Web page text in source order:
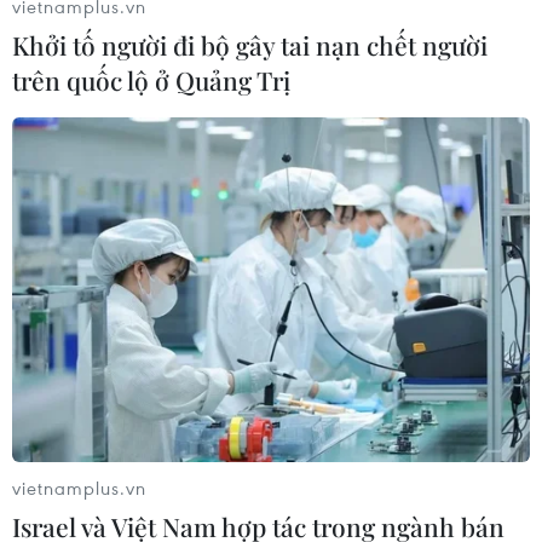
#Trung Quốc #Buôn bán trẻ em
#Nghi phạm
#Tai nạn
Trung Quốc
Theo dõi VietnamPlus
vietnamplus.vn
Khởi tố người đi bộ gây tai nạn chết người
trên quốc lộ ở Quảng Trị
vietnamplus.vn
Israel và Việt Nam hợp tác trong ngành bán